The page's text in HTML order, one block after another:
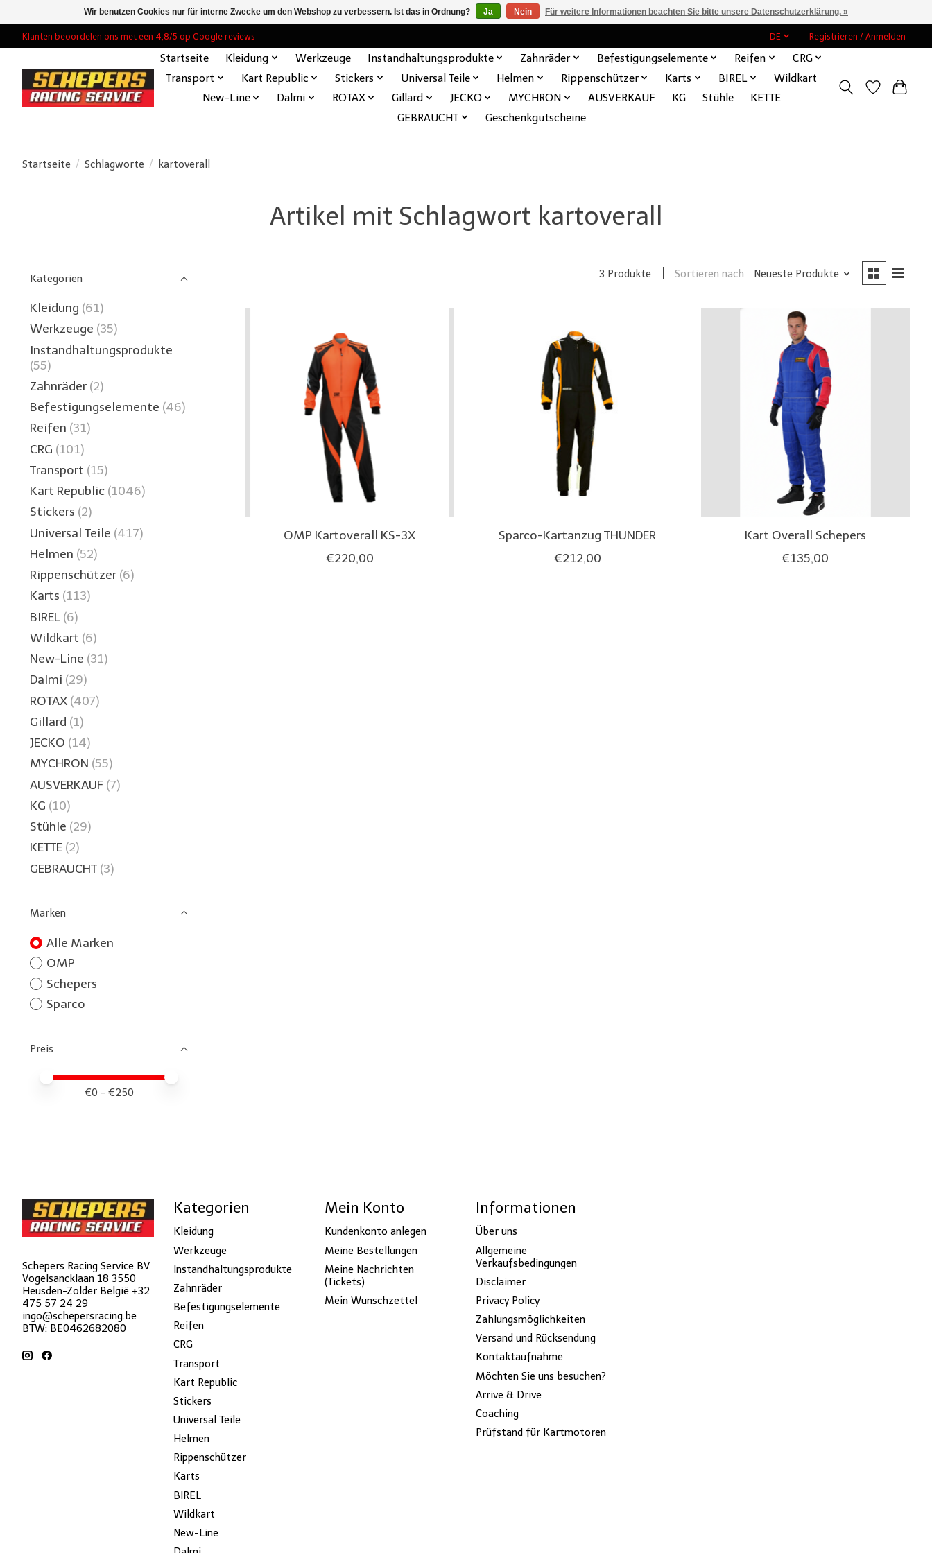
Klanten beoordelen ons met een 4,8/5 op Google reviews DE Registrieren / Anmelden
Startseite Kleidung Werkzeuge Instandhaltungsprodukte Zahnräder Befestigungselemente Reifen
CRG
Transport
Kart Republic Stickers Universal Teile Helmen Rippenschützer Karts BIREL
Wildkart
New-Line
Dalmi ROTAX Gillard JECKO MYCHRON AUSVERKAUF KG Stühle
KETTE
GEBRAUCHT
Geschenkgutscheine
Startseite / Schlagworte / kartoverall
Artikel mit Schlagwort kartoverall
Kategorien
Kleidung (61)
Werkzeuge (35)
Instandhaltungsprodukte
(55)
Zahnräder (2)
Befestigungselemente (46)
Reifen (31)
CRG (101)
Transport (15)
Kart Republic (1046)
Stickers (2)
Universal Teile (417)
Helmen (52)
Rippenschützer (6)
Karts (113)
BIREL (6)
Wildkart (6)
New-Line (31)
Dalmi (29)
ROTAX (407)
Gillard (1)
JECKO (14)
MYCHRON (55)
AUSVERKAUF (7)
KG (10)
Stühle (29)
KETTE (2)
GEBRAUCHT (3)
Marken
Alle Marken
OMP
Schepers
Sparco
Preis
Preis – Mindestwert
Price maximum value
€0 - €250
3 Produkte Sortieren nach Neueste Produkte
OMP Kartoverall KS-3X
€220,00
Sparco-Kartanzug THUNDER
€212,00
Kart Overall Schepers
€135,00
Schepers Racing Service BV
Vogelsancklaan 18 3550
Heusden-Zolder België +32
475 57 24 29
ingo@schepersracing.be
BTW: BE0462682080
Kategorien
Kleidung
Werkzeuge
Instandhaltungsprodukte
Zahnräder
Befestigungselemente
Reifen
CRG
Transport
Kart Republic
Stickers
Universal Teile
Helmen
Rippenschützer
Karts
BIREL
Wildkart
New-Line
Mein Konto
Kundenkonto anlegen
Meine Bestellungen
Meine Nachrichten
(Tickets)
Mein Wunschzettel
Informationen
Über uns
Allgemeine
Verkaufsbedingungen
Disclaimer
Privacy Policy
Zahlungsmöglichkeiten
Versand und Rücksendung
Kontaktaufnahme
Möchten Sie uns besuchen?
Arrive & Drive
Coaching
Prüfstand für Kartmotoren
Wir benutzen Cookies nur für interne Zwecke um den Webshop zu verbessern. Ist das in Ordnung? Ja Nein Für weitere Informationen beachten Sie bitte unsere Datenschutzerklärung. »